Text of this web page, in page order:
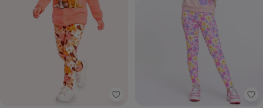
Kyly - Conjunto Infantil Menina